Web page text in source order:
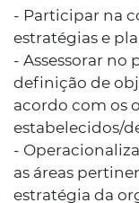
- Participar na
estratégias e
- Assessorar no
definição de
acordo com os
estabelecidos/
-
as áreas
estratégia da